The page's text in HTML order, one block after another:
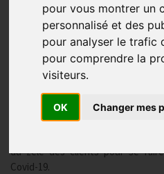
pour vous montrer un
personnalisé et des
pour analyser le trafic
pour comprendre la
visiteurs.
OK Changer mes
Alerte du GNI
des clients des
Actualités
24/07/2020
du zèle des clients pour se
Covid-19.